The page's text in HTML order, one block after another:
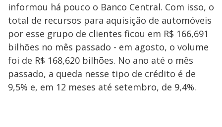
informou há pouco o Banco Central. Com isso, o
total de recursos para aquisição de automóveis
por esse grupo de clientes ficou em R$ 166,691
bilhões no mês passado - em agosto, o volume
foi de R$ 168,620 bilhões. No ano até o mês
passado, a queda nesse tipo de crédito é de
9,5% e, em 12 meses até setembro, de 9,4%.